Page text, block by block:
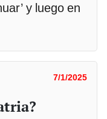
y luego en
7/1/2025